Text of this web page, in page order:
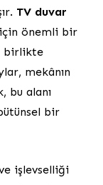
TV duvar
önemli bir
birlikte
mekânın
bu alanı
bir
işlevselliği